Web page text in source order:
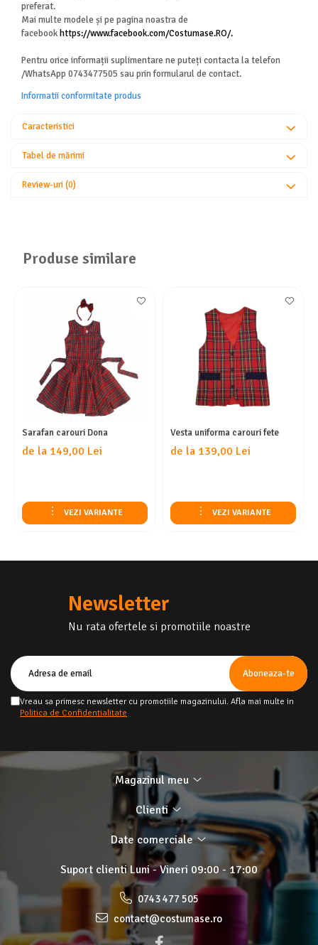
preferat.
Mai multe modele și pe pagina noastra de
facebook https://www.facebook.com/Costumase.RO/.
Pentru orice informații suplimentare ne puteți contacta la telefon
/WhatsApp 0743477505 sau prin formularul de contact.
Informatii conformitate produs
Caracteristici
Tabel de mărimi
Review-uri(0)
Produse similare
Sarafan carouri Dona
de la 149,00 Lei
VEZI VARIANTE
Vesta uniforma carouri fete
de la 139,00 Lei
VEZI VARIANTE
Newsletter
Nu rata ofertele si promotiile noastre
Vreau sa primesc newsletter cu promotiile magazinului. Afla mai multe in
Politica de Confidentialitate
Magazinul meu
Clienti
Date comerciale
Suport clienti Luni - Vineri 09:00 - 17:00
0743 477 505
contact@costumase.ro